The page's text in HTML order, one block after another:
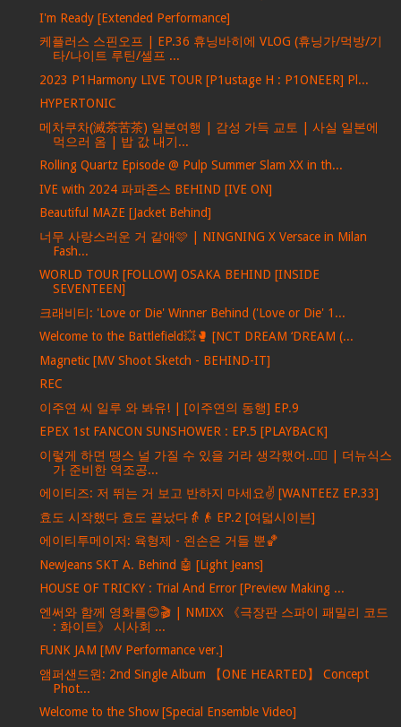
I'm Ready [Extended Performance]
케플러스 스핀오프 | EP.36 휴닝바히에 VLOG (휴닝가/먹방/기
타/나이트 루틴/셀프 ...
2023 P1Harmony LIVE TOUR [P1ustage H : P1ONEER] Pl...
HYPERTONIC
메차쿠차(滅茶苦茶) 일본여행 | 감성 가득 교토 | 사실 일본에
먹으러 옴 | 밥 값 내기...
Rolling Quartz Episode @ Pulp Summer Slam XX in th...
IVE with 2024 파파존스 BEHIND [IVE ON]
Beautiful MAZE [Jacket Behind]
너무 사랑스러운 거 같애🩷 | NINGNING X Versace in Milan
Fash...
WORLD TOUR [FOLLOW] OSAKA BEHIND [INSIDE
SEVENTEEN]
크래비티: 'Love or Die' Winner Behind ('Love or Die' 1...
Welcome to the Battlefield💥🥊 [NCT DREAM ‘DREAM (...
Magnetic [MV Shoot Sketch - BEHIND-IT]
REC
이주연 씨 일루 와 봐유! | [이주연의 동행] EP.9
EPEX 1st FANCON SUNSHOWER : EP.5 [PLAYBACK]
이렇게 하면 땡스 널 가질 수 있을 거라 생각했어..❤️‍🔥 | 더뉴식스
가 준비한 역조공...
에이티즈: 저 뛰는 거 보고 반하지 마세요✌ [WANTEEZ EP.33]
효도 시작했다 효도 끝났다👵👴 EP.2 [여덟시이븐]
에이티투메이저: 육형제 - 왼손은 거들 뿐🏀
NewJeans SKT A. Behind 🤖 [Light Jeans]
HOUSE OF TRICKY : Trial And Error [Preview Making ...
엔써와 함께 영화를😊🎬 | NMIXX 《극장판 스파이 패밀리 코드
: 화이트》 시사회 ...
FUNK JAM [MV Performance ver.]
앰퍼샌드원: 2nd Single Album 【ONE HEARTED】 Concept
Phot...
Welcome to the Show [Special Ensemble Video]